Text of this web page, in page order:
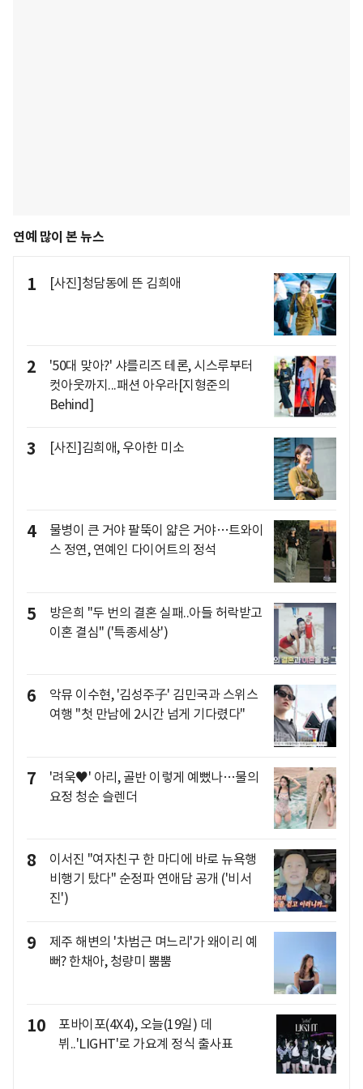
연예 많이 본 뉴스
1 [사진]청담동에 뜬 김희애
2
'50대 맞아?' 샤를리즈 테론, 시스루부터
컷아웃까지...패션 아우라[지형준의
Behind]
3 [사진]김희애, 우아한 미소
4
물병이 큰 거야 팔뚝이 얇은 거야…트와이
스 정연, 연예인 다이어트의 정석
5
방은희 "두 번의 결혼 실패..아들 허락받고
이혼 결심" ('특종세상')
6
악뮤 이수현, '김성주子' 김민국과 스위스
여행 "첫 만남에 2시간 넘게 기다렸다"
7
'려욱♥' 아리, 골반 이렇게 예뻤나…물의
요정 청순 슬렌더
8
이서진 "여자친구 한 마디에 바로 뉴욕행
비행기 탔다" 순정파 연애담 공개 ('비서
진')
9
제주 해변의 '차범근 며느리'가 왜이리 예
뻐? 한채아, 청량미 뿜뿜
10
포바이포(4X4), 오늘(19일) 데
뷔..'LIGHT'로 가요계 정식 출사표